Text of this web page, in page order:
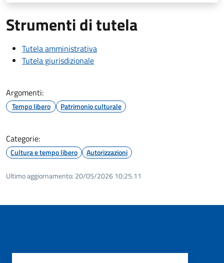
Strumenti di tutela
Tutela amministrativa
Tutela giurisdizionale
Argomenti:
Tempo libero Patrimonio culturale
Categorie:
Cultura e tempo libero Autorizzazioni
Ultimo aggiornamento: 20/05/2026 10:25.11